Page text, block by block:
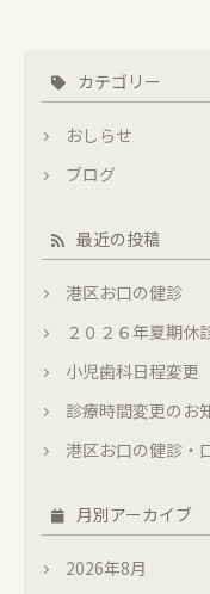
カテゴリー
おしらせ
ブログ
最近の投稿
港区お口の健診
２０２６年夏期休
小児歯科日程変更
診療時間変更のお
港区お口の健診・
月別アーカイブ
2026年8月